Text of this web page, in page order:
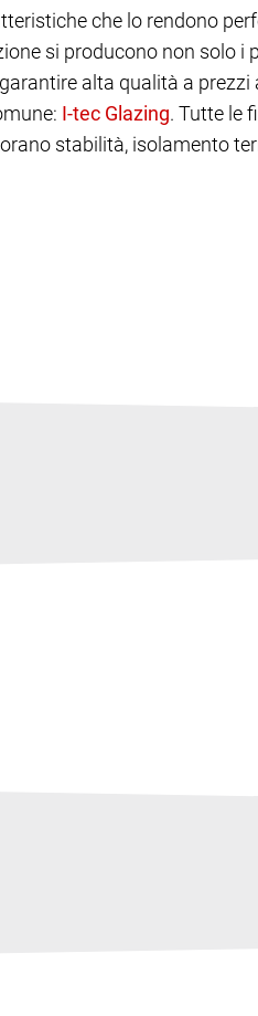
che lo rendono
si producono non solo i
alta qualità a prezzi
. Tutte le
stabilità, isolamento